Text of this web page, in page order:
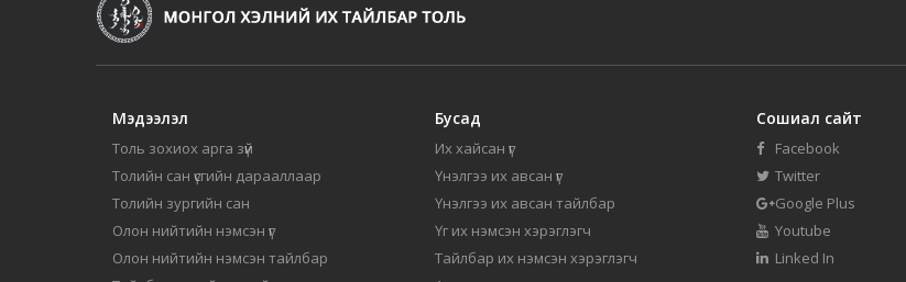
Мэдээлэл
Толь зохиох арга зүй
Толийн сан үсгийн дарааллаар
Толийн зургийн сан
Олон нийтийн нэмсэн үг
Олон нийтийн нэмсэн тайлбар
Бусад
Их хайсан үг
Үнэлгээ их авсан үг
Үнэлгээ их авсан тайлбар
Үг их нэмсэн хэрэглэгч
Тайлбар их нэмсэн хэрэглэгч
Сошиал сайт
Facebook
Twitter
Google Plus
Youtube
Linked In